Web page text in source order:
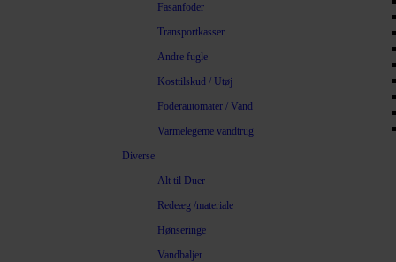
Fasanfoder
Transportkasser
Andre fugle
Kosttilskud / Utøj
Foderautomater / Vand
Varmelegeme vandtrug
Diverse
Alt til Duer
Redeæg /materiale
Hønseringe
Vandbaljer